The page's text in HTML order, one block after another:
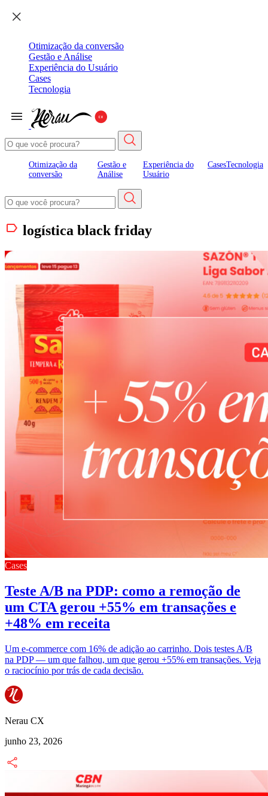
Otimização da conversão
Gestão e Análise
Experiência do Usuário
Cases
Tecnologia
Otimização da
conversão
Gestão e
Análise
Experiência do
Usuário
CasesTecnologia
logística black friday
Cases
Teste A/B na PDP: como a remoção de
um CTA gerou +55% em transações e
+48% em receita
Um e-commerce com 16% de adição ao carrinho. Dois testes A/B
na PDP — um que falhou, um que gerou +55% em transações. Veja
o raciocínio por trás de cada decisão.
Nerau CX
junho 23, 2026